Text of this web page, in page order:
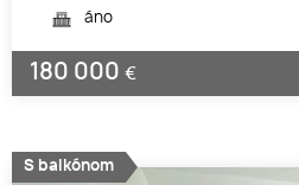
áno
180 000 €
S balkónom